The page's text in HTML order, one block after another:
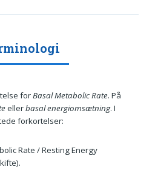
forBasal Metabolic Rate. På
ellerbasal energiomsætning. I
forkortelser:
Rate / Resting Energy